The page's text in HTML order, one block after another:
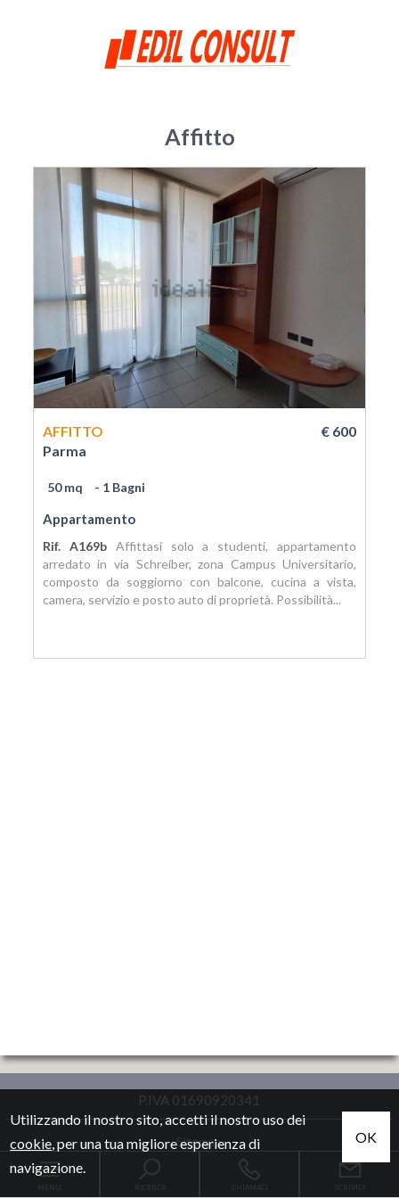
Affitto
AFFITTO
€ 600
Parma
50 mq - 1 Bagni
Appartamento
Rif. A169bAffittasi solo a studenti, appartamento
arredato in via Schreiber, zona Campus Universitario,
composto da soggiorno con balcone, cucina a vista,
camera, servizio e posto auto di proprietà. Possibilità...
P.IVA 01690920341
Sitemap
Utilizzando il nostro sito, accetti il nostro uso dei
cookie, per una tua migliore esperienza di
navigazione.
OK